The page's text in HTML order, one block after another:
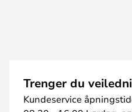
Trenger du
Kundeservice